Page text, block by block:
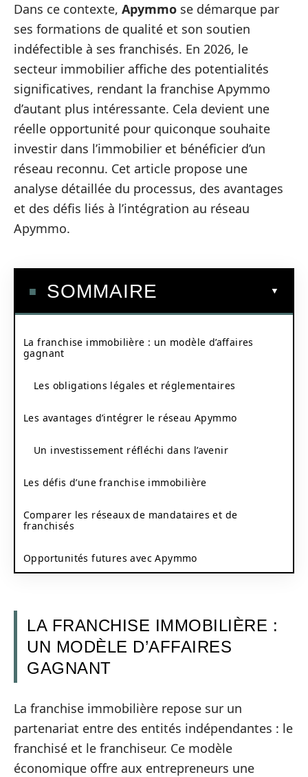
Dans ce contexte, Apymmo se démarque par
ses formations de qualité et son soutien
indéfectible à ses franchisés. En 2026, le
secteur immobilier affiche des potentialités
significatives, rendant la franchise Apymmo
d’autant plus intéressante. Cela devient une
réelle opportunité pour quiconque souhaite
investir dans l’immobilier et bénéficier d’un
réseau reconnu. Cet article propose une
analyse détaillée du processus, des avantages
et des défis liés à l’intégration au réseau
Apymmo.
SOMMAIRE
La franchise immobilière : un modèle d’affaires
gagnant
Les obligations légales et réglementaires
Les avantages d’intégrer le réseau Apymmo
Un investissement réfléchi dans l’avenir
Les défis d’une franchise immobilière
Comparer les réseaux de mandataires et de
franchisés
Opportunités futures avec Apymmo
LA FRANCHISE IMMOBILIÈRE :
UN MODÈLE D’AFFAIRES
GAGNANT
La franchise immobilière repose sur un
partenariat entre des entités indépendantes : le
franchisé et le franchiseur. Ce modèle
économique offre aux entrepreneurs une